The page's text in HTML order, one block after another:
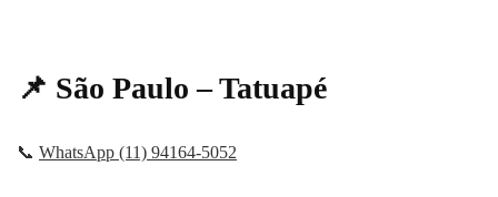
📌 São Paulo – Tatuapé
📞 WhatsApp (11) 94164-5052